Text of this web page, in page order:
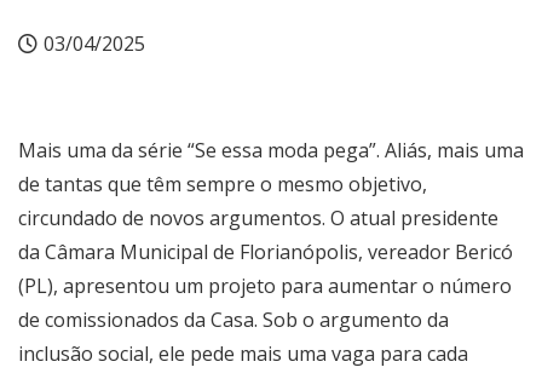
03/04/2025
Mais uma da série “Se essa moda pega”. Aliás, mais uma
de tantas que têm sempre o mesmo objetivo,
circundado de novos argumentos. O atual presidente
da Câmara Municipal de Florianópolis, vereador Bericó
(PL), apresentou um projeto para aumentar o número
de comissionados da Casa. Sob o argumento da
inclusão social, ele pede mais uma vaga para cada